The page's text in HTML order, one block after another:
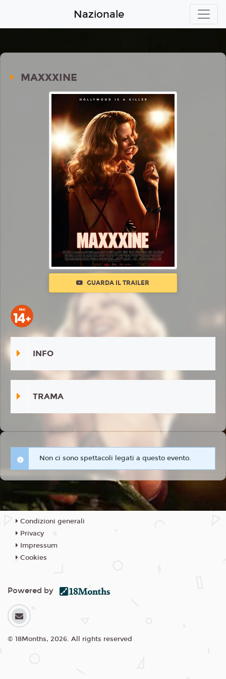
Nazionale
MAXXXINE
GUARDA IL TRAILER
INFO
TRAMA
Non ci sono spettacoli legati a questo evento.
Condizioni generali
Privacy
Impressum
Cookies
Powered by
© 18Months, 2026. All rights reserved